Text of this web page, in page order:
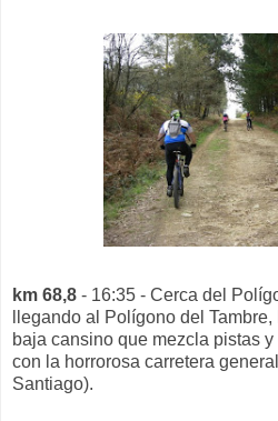
km 68,8 - 16:35 - Cerca del
llegando al Polígono del
baja cansino que mezcla pistas
con la horrorosa carretera
Santiago).